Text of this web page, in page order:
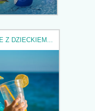
Z DZIECKIEM...